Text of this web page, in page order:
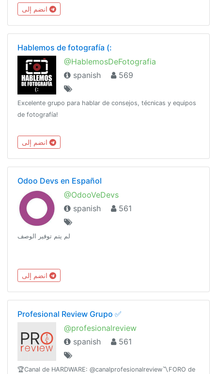
pirata No Troll ni +18 ni SPAM ni tonterias Consultas serias:
ForoHardware.comMás Grupos: @GruposDeTelegram
Hablemos de fotografía (:
@HablemosDeFotografia
spanish
569
Excelente grupo para hablar de consejos, técnicas y equipos
de fotografía!
Odoo Devs en Español
@OdooVeDevs
spanish
561
لم يتم توفير الوصف
Profesional Review Grupo ✅
@profesionalreview
spanish
561
🏆Canal de HARDWARE: @canalprofesionalreview〽️FORO de